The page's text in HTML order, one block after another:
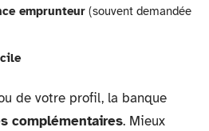
emprunteur (souvent demandée
de votre profil, la banque
complémentaires. Mieux